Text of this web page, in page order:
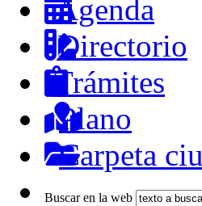
Agenda
Directorio
Trámites
Plano
Carpeta
Buscar en la web